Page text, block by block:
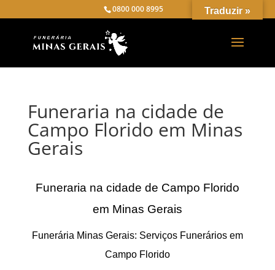
0800 000 8995
Funeraria na cidade de
Campo Florido em Minas
Gerais
Funeraria na cidade de Campo Florido
em Minas Gerais
Funerária Minas Gerais: Serviços Funerários em
Campo Florido
Traduzir »